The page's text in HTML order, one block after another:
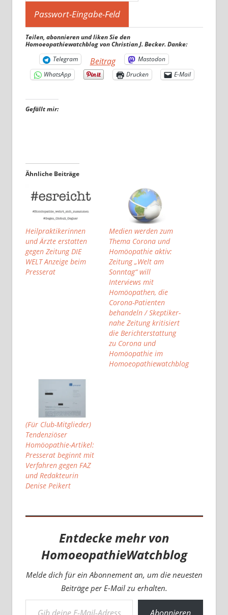
Teilen, abonnieren und liken Sie den
Homoeopathiewatchblog von Christian J. Becker. Danke:
Telegram
Beitrag
Mastodon
WhatsApp
Drucken E-Mail
Gefällt mir:
Ähnliche Beiträge
Heilpraktikerinnen
und Ärzte erstatten
gegen Zeitung DIE
WELT Anzeige beim
Presserat
Medien werden zum
Thema Corona und
Homöopathie aktiv:
Zeitung „Welt am
Sonntag“ will
Interviews mit
Homöopathen, die
Corona-Patienten
behandeln / Skeptiker-
nahe Zeitung kritisiert
die Berichterstattung
zu Corona und
Homöopathie im
Homoeopathiewatchblog
(Für Club-Mitglieder)
Tendenziöser
Homöopathie-Artikel:
Presserat beginnt mit
Verfahren gegen FAZ
und Redakteurin
Denise Peikert
Entdecke mehr von
HomoeopathieWatchblog
Melde dich für ein Abonnement an, um die neuesten
Beiträge per E-Mail zu erhalten.
Gib deine E-Mail-Adresse ein ...